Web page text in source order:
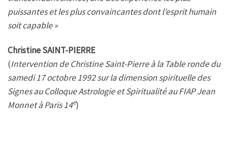
puissantes et les plus convaincantes dont l’esprit humain
soit capable »
Christine SAINT-PIERRE
(Intervention de Christine Saint-Pierre à la Table ronde du
samedi 17 octobre 1992 sur la dimension spirituelle des
Signes au Colloque Astrologie et Spiritualité au FIAP Jean
Monnet à Paris 14e)